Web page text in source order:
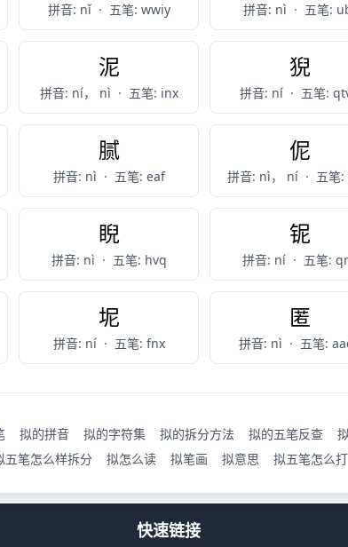
拼音: nǐ · 五笔: wwiy 拼音: nì · 五笔:
泥
拼音: ní， nì · 五笔: inx
猊
拼音: ní · 五笔:
腻
拼音: nì · 五笔: eaf
伲
拼音: nì， ní · 五笔
睨
拼音: nì · 五笔: hvq
铌
拼音: ní · 五笔:
坭
拼音: ní · 五笔: fnx
匿
拼音: nì · 五笔:
拟的拼音 拟的字符集 拟的拆分方法 拟的五笔反查
五笔怎么样拆分 拟怎么读 拟笔画 拟意思 拟五笔怎么打
快速链接